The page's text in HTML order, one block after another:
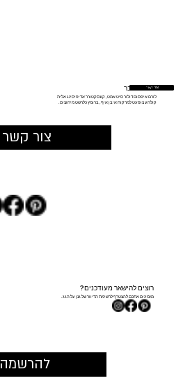
צור קשר
לורם איפסום דולור סיט אמט, קונסקטורר אדיפיסינג אלית
קולהע צופעט למרקוח איבן איף, ברומץ כלרשט מיחוצים.
בואו נדבר
צור קשר
מזמינים אתכם להצטרף לרשימת הדיוור של גנן על הגג.
רוצים להישאר מעודכנים?
להרשמה